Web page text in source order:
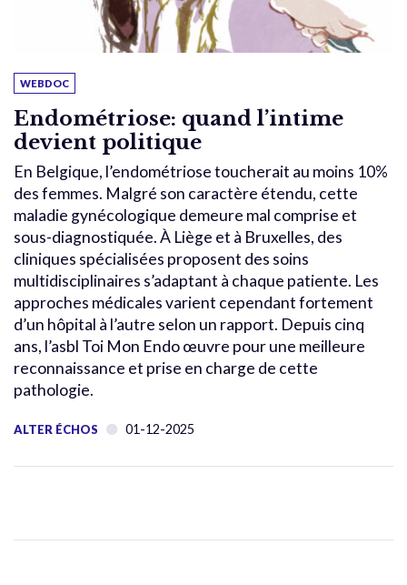
WEBDOC
Endométriose: quand l’intime
devient politique
En Belgique, l’endométriose toucherait au moins 10%
des femmes. Malgré son caractère étendu, cette
maladie gynécologique demeure mal comprise et
sous-diagnostiquée. À Liège et à Bruxelles, des
cliniques spécialisées proposent des soins
multidisciplinaires s’adaptant à chaque patiente. Les
approches médicales varient cependant fortement
d’un hôpital à l’autre selon un rapport. Depuis cinq
ans, l’asbl Toi Mon Endo œuvre pour une meilleure
reconnaissance et prise en charge de cette
pathologie.
ALTER ÉCHOS 01-12-2025